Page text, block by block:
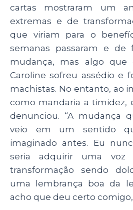
cartas mostraram um
extremas e de
que viriam para o
semanas passaram e de
mudança, mas algo que
Caroline sofreu assédio e
machistas. No entanto, ao
como mandaria a timidez,
denunciou. “A mudança
veio em um sentido
imaginado antes. Eu
seria adquirir uma voz
transformação sendo
uma lembrança boa da
acho que deu certo